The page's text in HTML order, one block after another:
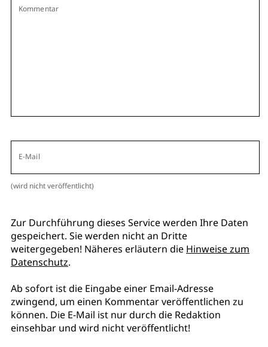
Kommentar
E-Mail
(wird nicht veröffentlicht)
Zur Durchführung dieses Service werden Ihre Daten
gespeichert. Sie werden nicht an Dritte
weitergegeben! Näheres erläutern die Hinweise zum
Datenschutz.
Ab sofort ist die Eingabe einer Email-Adresse
zwingend, um einen Kommentar veröffentlichen zu
können. Die E-Mail ist nur durch die Redaktion
einsehbar und wird nicht veröffentlicht!